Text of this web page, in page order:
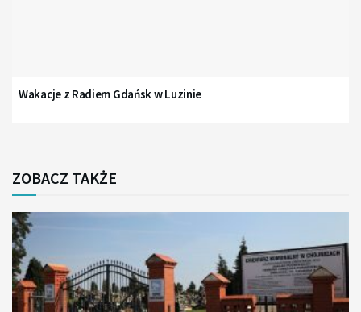
Wakacje z Radiem Gdańsk w Luzinie
ZOBACZ TAKŻE